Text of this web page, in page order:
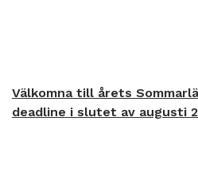
Välkomna till årets
deadline i slutet av augusti